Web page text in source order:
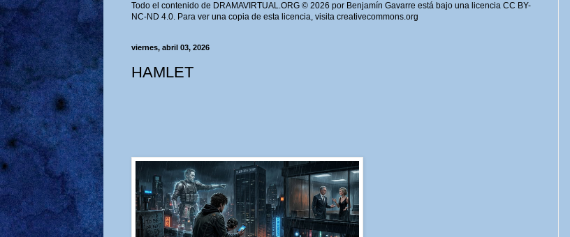
Todo el contenido de DRAMAVIRTUAL.ORG © 2026 por Benjamín Gavarre está bajo una licencia CC BY-
NC-ND 4.0. Para ver una copia de esta licencia, visita creativecommons.org
viernes, abril 03, 2026
HAMLET